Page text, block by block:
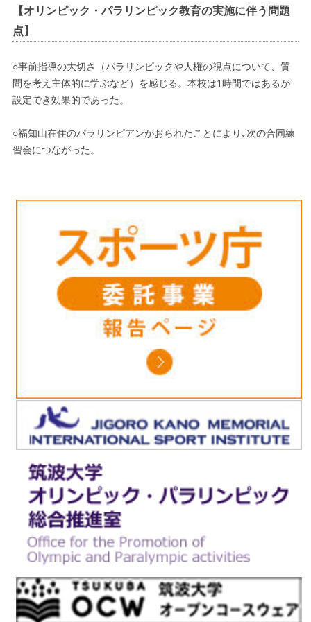
【オリンピック・パラリンピック教育の実施に伴う問題
点】
○事前指導の大切さ（パラリンピックや人権の視点について、質
問を考え主体的に学ぶなど）を感じる。本校は1時間ではあるが
設定でき効果的であった。
○福知山在住のパラリンピアンがおられたことにより､次の合同練
習会につながった。